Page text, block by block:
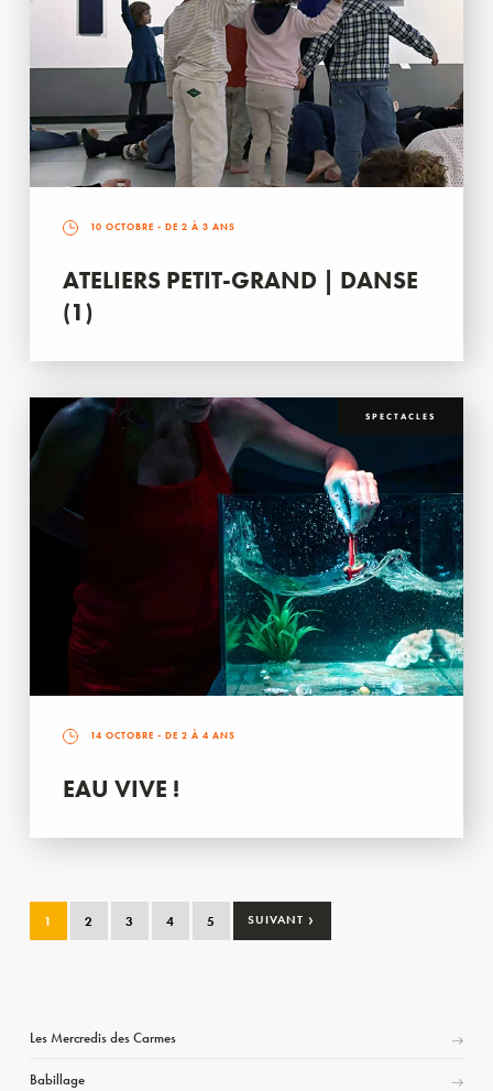
10 OCTOBRE - DE 2 À 3 ANS
ATELIERS PETIT-GRAND | DANSE
(1)
SPECTACLES
14 OCTOBRE - DE 2 À 4 ANS
EAU VIVE !
1 2 3 4 5 SUIVANT ›
Les Mercredis des Carmes
Babillage